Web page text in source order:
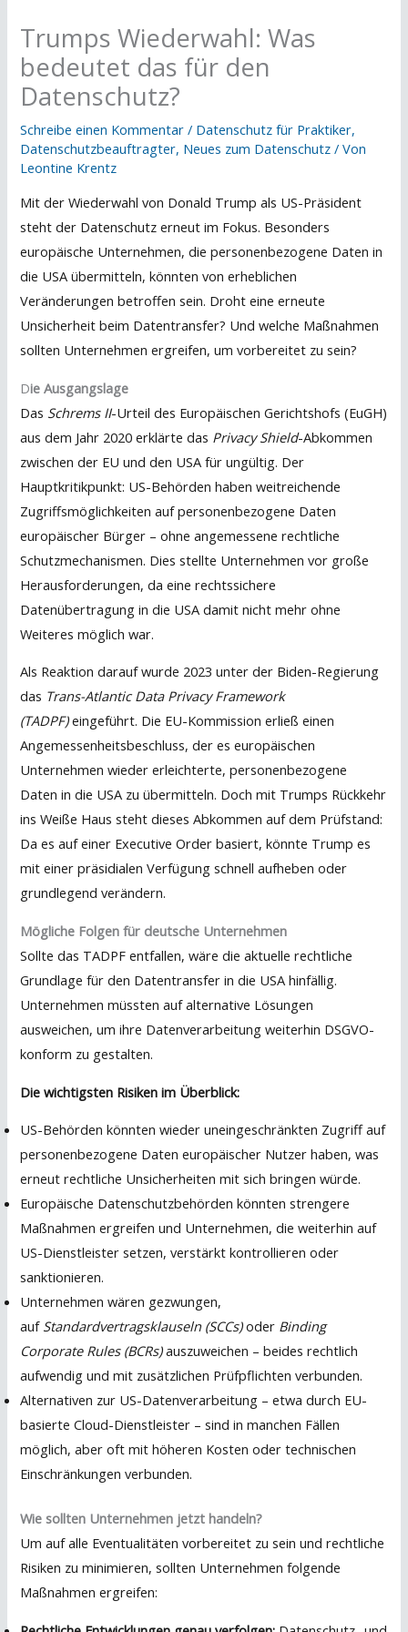
Trumps Wiederwahl: Was
bedeutet das für den
Datenschutz?
Schreibe einen Kommentar / Datenschutz für Praktiker,
Datenschutzbeauftragter, Neues zum Datenschutz / Von
Leontine Krentz
Mit der Wiederwahl von Donald Trump als US-Präsident
steht der Datenschutz erneut im Fokus. Besonders
europäische Unternehmen, die personenbezogene Daten in
die USA übermitteln, könnten von erheblichen
Veränderungen betroffen sein. Droht eine erneute
Unsicherheit beim Datentransfer? Und welche Maßnahmen
sollten Unternehmen ergreifen, um vorbereitet zu sein?
Die Ausgangslage
Das Schrems II-Urteil des Europäischen Gerichtshofs (EuGH)
aus dem Jahr 2020 erklärte das Privacy Shield-Abkommen
zwischen der EU und den USA für ungültig. Der
Hauptkritikpunkt: US-Behörden haben weitreichende
Zugriffsmöglichkeiten auf personenbezogene Daten
europäischer Bürger – ohne angemessene rechtliche
Schutzmechanismen. Dies stellte Unternehmen vor große
Herausforderungen, da eine rechtssichere
Datenübertragung in die USA damit nicht mehr ohne
Weiteres möglich war.
Als Reaktion darauf wurde 2023 unter der Biden-Regierung
das Trans-Atlantic Data Privacy Framework
(TADPF)eingeführt. Die EU-Kommission erließ einen
Angemessenheitsbeschluss, der es europäischen
Unternehmen wieder erleichterte, personenbezogene
Daten in die USA zu übermitteln. Doch mit Trumps Rückkehr
ins Weiße Haus steht dieses Abkommen auf dem Prüfstand:
Da es auf einer Executive Order basiert, könnte Trump es
mit einer präsidialen Verfügung schnell aufheben oder
grundlegend verändern.
Mögliche Folgen für deutsche Unternehmen
Sollte das TADPF entfallen, wäre die aktuelle rechtliche
Grundlage für den Datentransfer in die USA hinfällig.
Unternehmen müssten auf alternative Lösungen
ausweichen, um ihre Datenverarbeitung weiterhin DSGVO-
konform zu gestalten.
Die wichtigsten Risiken im Überblick:
US-Behörden könnten wieder uneingeschränkten Zugriff auf
personenbezogene Daten europäischer Nutzer haben, was
erneut rechtliche Unsicherheiten mit sich bringen würde.
Europäische Datenschutzbehörden könnten strengere
Maßnahmen ergreifen und Unternehmen, die weiterhin auf
US-Dienstleister setzen, verstärkt kontrollieren oder
sanktionieren.
Unternehmen wären gezwungen,
auf Standardvertragsklauseln (SCCs)oder Binding
Corporate Rules (BCRs)auszuweichen – beides rechtlich
aufwendig und mit zusätzlichen Prüfpflichten verbunden.
Alternativen zur US-Datenverarbeitung – etwa durch EU-
basierte Cloud-Dienstleister – sind in manchen Fällen
möglich, aber oft mit höheren Kosten oder technischen
Einschränkungen verbunden.
Wie sollten Unternehmen jetzt handeln?
Um auf alle Eventualitäten vorbereitet zu sein und rechtliche
Risiken zu minimieren, sollten Unternehmen folgende
Maßnahmen ergreifen: